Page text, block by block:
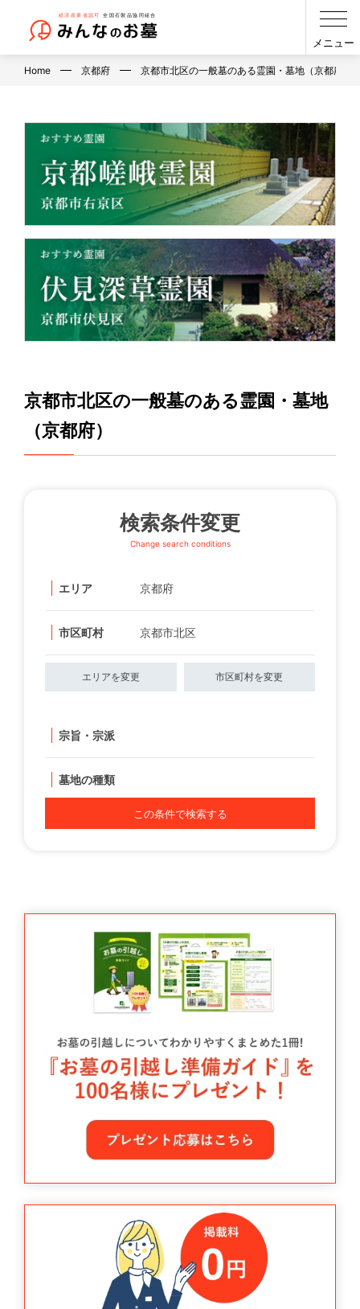
メニュー
Home 京都府 京都市北区の一般墓のある霊園・墓地（京都府）
京都市北区の一般墓のある霊園・墓地
（京都府）
検索条件変更
Change search conditions
エリア 京都府
市区町村 京都市北区
エリアを変更 市区町村を変更
宗旨・宗派
墓地の種類
この条件で検索する